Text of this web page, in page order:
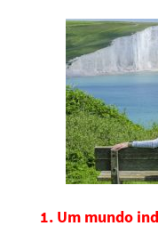
1. Um mundo